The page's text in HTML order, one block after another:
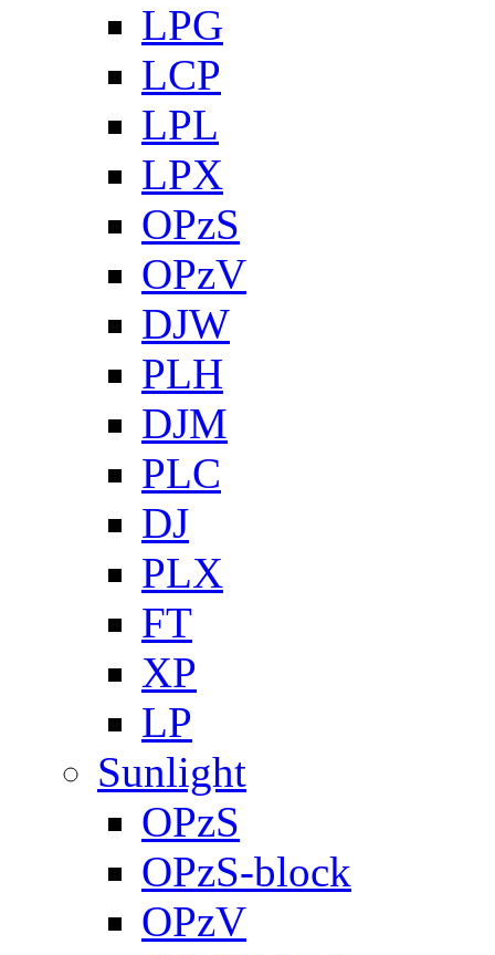
LPG
LCP
LPL
LPX
OPzS
OPzV
DJW
PLH
DJM
PLC
DJ
PLX
FT
XP
LP
Sunlight
OPzS
OPzS-block
OPzV